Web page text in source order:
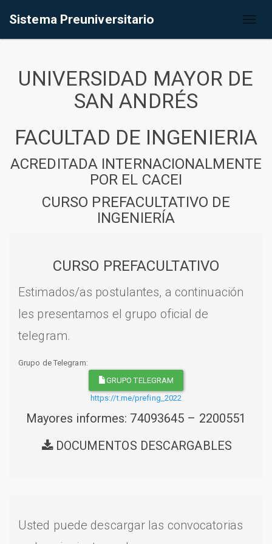
Sistema Preuniversitario
UNIVERSIDAD MAYOR DE
SAN ANDRÉS
FACULTAD DE INGENIERIA
ACREDITADA INTERNACIONALMENTE
POR EL CACEI
CURSO PREFACULTATIVO DE
INGENIERÍA
CURSO PREFACULTATIVO
Estimados/as postulantes, a continuación
les presentamos el grupo oficial de
telegram.
Grupo de Telegram:
GRUPO TELEGRAM
https://t.me/prefing_2022
Mayores informes: 74093645 – 2200551
DOCUMENTOS DESCARGABLES
Usted puede descargar las convocatorias